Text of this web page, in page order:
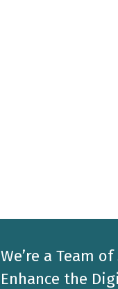
We’re a Team
Enhance the